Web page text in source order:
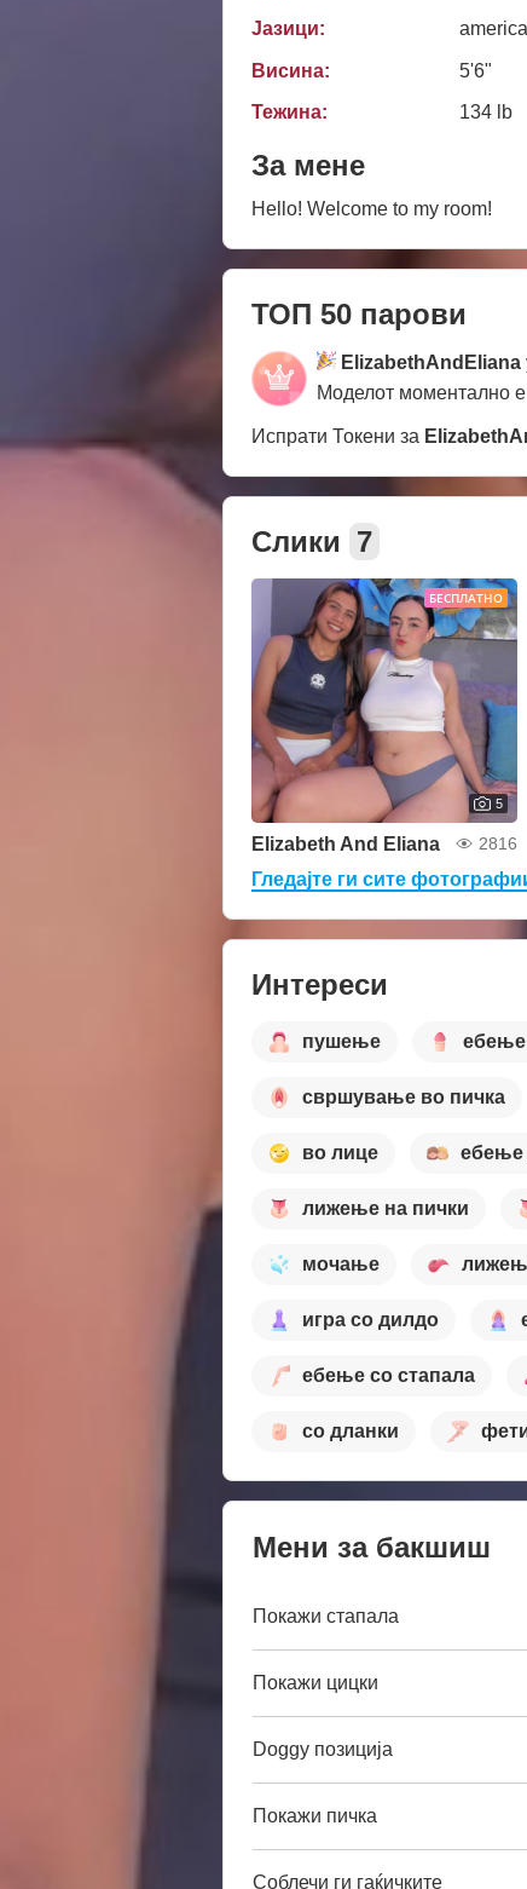
Јазици:
Висина:
5'6"
Тежина:
134 lb
За мене
Hello! Welcome to my room!
ТОП 50 парови
ElizabethAndEliana
Моделот моментално
Испрати Токени за
Слики 7
БЕСПЛАТНО
5
Elizabeth And Eliana 2816
Гледајте ги сите
Интереси
пушење ебење
свршување во пичка
во лице ебење
лижење на пички
мочање
игра со дилдо
ебење со стапала
со дланки
Мени за бакшиш
Покажи стапала
Покажи цицки
Doggy позиција
Покажи пичка
Соблечи ги гаќичките